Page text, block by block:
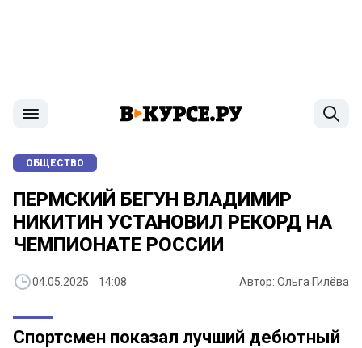
ОБЩЕСТВО
ПЕРМСКИЙ БЕГУН ВЛАДИМИР
НИКИТИН УСТАНОВИЛ РЕКОРД НА
ЧЕМПИОНАТЕ РОССИИ
04.05.2025 14:08 Автор: Ольга Гилёва
Спортсмен показал лучший дебютный